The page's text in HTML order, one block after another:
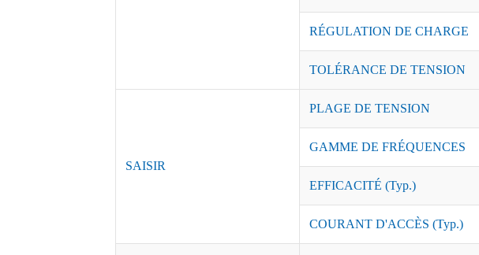
RÉGULATION DE CHARGE
TOLÉRANCE DE TENSION
SAISIR
PLAGE DE TENSION
GAMME DE FRÉQUENCES
EFFICACITÉ (Typ.)
COURANT D'ACCÈS (Typ.)